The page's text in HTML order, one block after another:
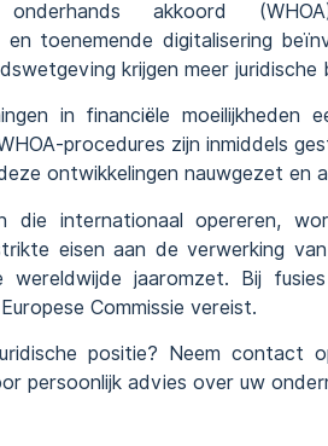
akkoord
en toenemende digitalisering
krijgen meer juridische
in financiële moeilijkheden
procedures zijn inmiddels
ontwikkelingen nauwgezet en
die internationaal opereren,
eisen aan de verwerking
jaaromzet. Bij
Commissie vereist.
positie? Neem contact
persoonlijk advies over uw